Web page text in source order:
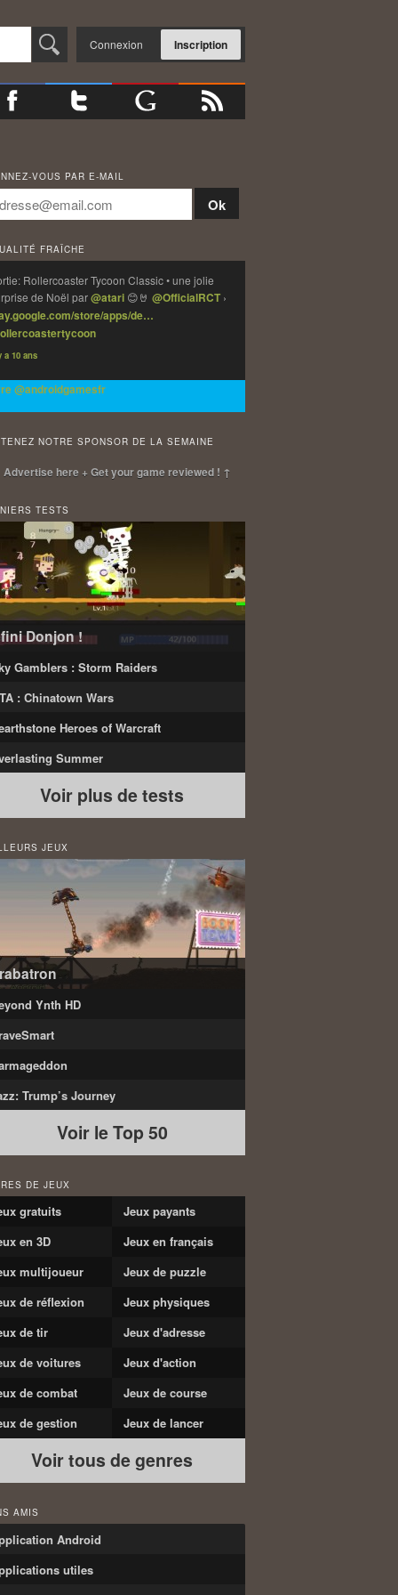
Connexion Inscription
VOUS PAR E-MAIL
FRAÎCHE
Rollercoaster Tycoon Classic • une jolie
de Noël par@atari 😊🤘 @OfficialRCT ›
store/apps/de…
a 10 ans
@androidgamesfr
NOTRE SPONSOR DE LA SEMAINE
Advertise here + Get your game reviewed ! ↑
TESTS
Donjon !
Gamblers : Storm Raiders
: Chinatown Wars
Heroes of Warcraft
Summer
Voir plus de tests
JEUX
Ynth HD
Trump’s Journey
Voir le Top 50
DE JEUX
gratuits
Jeux payants
en 3D
Jeux en français
multijoueur
Jeux de puzzle
de réflexion
Jeux physiques
de tir
Jeux d'adresse
de voitures
Jeux d'action
de combat
Jeux de course
de gestion
Jeux de lancer
Voir tous de genres
AMIS
Android
utiles